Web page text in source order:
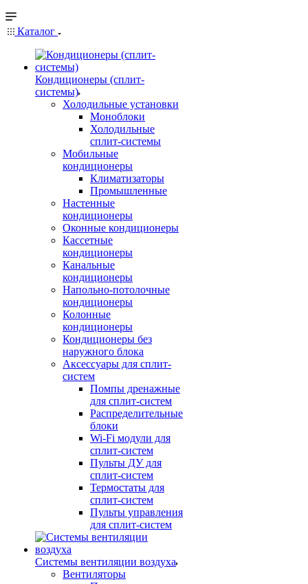
Каталог
Кондиционеры (сплит-
системы)
Холодильные установки
Моноблоки
Холодильные
сплит-системы
Мобильные
кондиционеры
Климатизаторы
Промышленные
Настенные
кондиционеры
Оконные кондиционеры
Кассетные
кондиционеры
Канальные
кондиционеры
Напольно-потолочные
кондиционеры
Колонные
кондиционеры
Кондиционеры без
наружного блока
Аксессуары для сплит-
систем
Помпы дренажные
для сплит-систем
Распределительные
блоки
Wi-Fi модули для
сплит-систем
Пульты ДУ для
сплит-систем
Термостаты для
сплит-систем
Пульты управления
для сплит-систем
Системы вентиляции воздуха
Вентиляторы